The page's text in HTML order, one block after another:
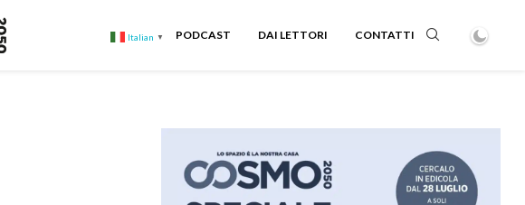
Italian ▼ PODCAST DAI LETTORI CONTATTI